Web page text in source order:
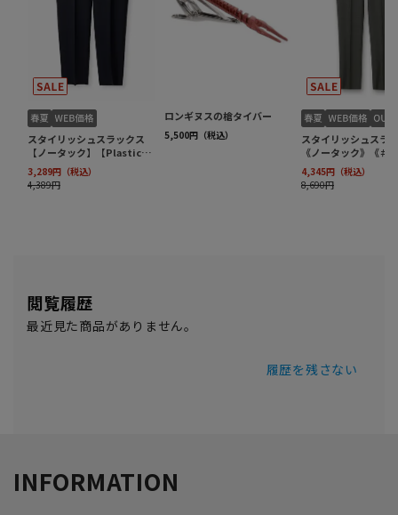
閲覧履歴
最近見た商品がありません。
履歴を残さない
INFORMATION